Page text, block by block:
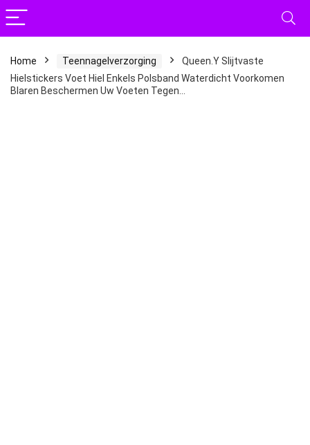
Home Teennagelverzorging
Queen.Y Slijtvaste
Hielstickers Voet Hiel Enkels Polsband Waterdicht Voorkomen
Blaren Beschermen Uw Voeten Tegen…